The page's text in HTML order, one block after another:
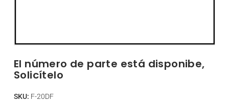
El número de parte está disponibe,
Solicítelo
SKU: F-20DF